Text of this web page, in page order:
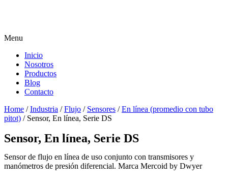
Menu
Inicio
Nosotros
Productos
Blog
Contacto
Home /Industria /Flujo / Sensores /En línea (promedio con tubo
pitot) / Sensor, En línea, Serie DS
Sensor, En línea, Serie DS
Sensor de flujo en línea de uso conjunto con transmisores y
manómetros de presión diferencial. Marca Mercoid by Dwyer